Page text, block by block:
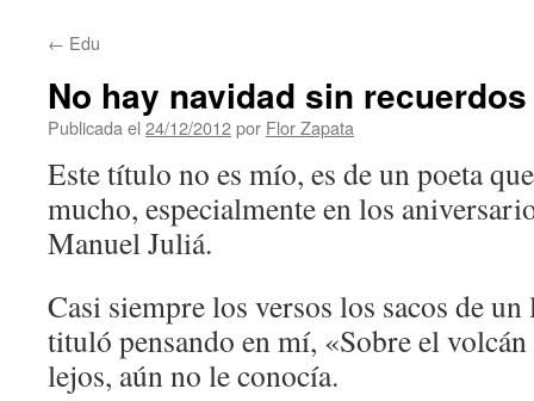
← Edu
No hay navidad sin recuerdos
Publicada el 24/12/2012por Flor Zapata
Este título no es mío, es de un poeta
mucho, especialmente en los
Manuel Juliá.
Casi siempre los versos los sacos de
tituló pensando en mí, «Sobre el
lejos, aún no le conocía.